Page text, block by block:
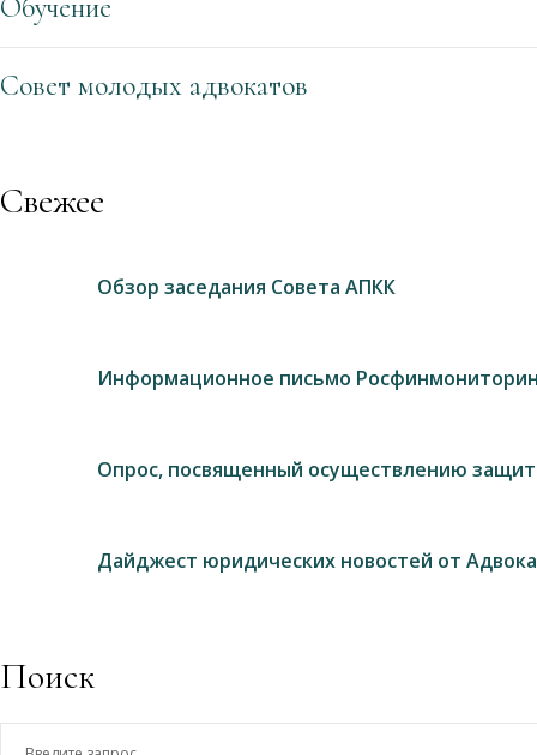
Обучение
Совет молодых адвокатов
Свежее
Обзор заседания Совета АПКК
Информационное письмо
Опрос, посвященный осуществлению
Дайджест юридических новостей от
Поиск